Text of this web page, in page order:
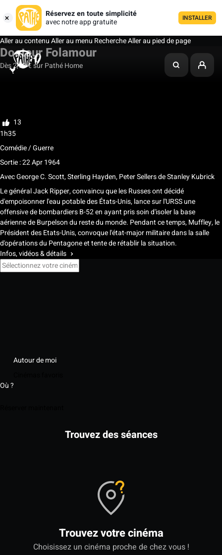
Réservez en toute simplicité
avec notre app gratuite
INSTALLER
Aller au contenuAller au menu RechercheAller au pied de page
Docteur Folamour
Dès 2,99 € sur Pathé Home
13
1h35
Comédie / Guerre
Sortie : 22 Apr 1964
AvecGeorge C. Scott,Sterling Hayden,Peter SellersdeStanley Kubrick
Le général Jack Ripper, convaincu que les Russes ont décidé
d'empoisonner l'eau potable des États-Unis, lance sur l'URSS une
offensive de bombardiers B-52 en ayant pris soin d'isoler la base
aérienne de Burpelson du reste du monde. Pendant ce temps, Muffley, le
Président des Etats-Unis, convoque l'état-major militaire dans la salle
d'opérations du Pentagone et tente de rétablir la situation.
Infos, vidéos & détails
Autour de moi
Où ?
Trouvez des séances
Trouvez votre cinéma
Choisissez un cinéma proche de chez vous !